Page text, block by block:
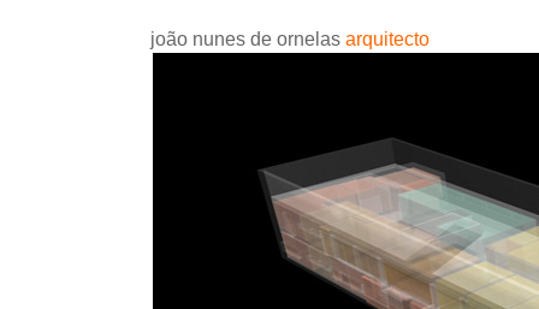
joão nunes de ornelas arquitecto